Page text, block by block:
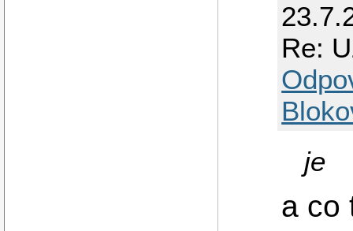
Re:
je
a co